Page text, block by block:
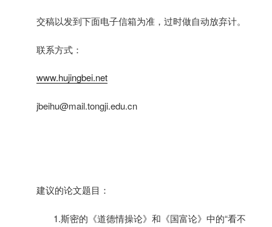
交稿以发到下面电子信箱为准，过时做自动放弃计。
联系方式：
www.hujingbei.net
jbeihu@mail.tongji.edu.cn
建议的论文题目：
1.斯密的《道德情操论》和《国富论》中的“看不